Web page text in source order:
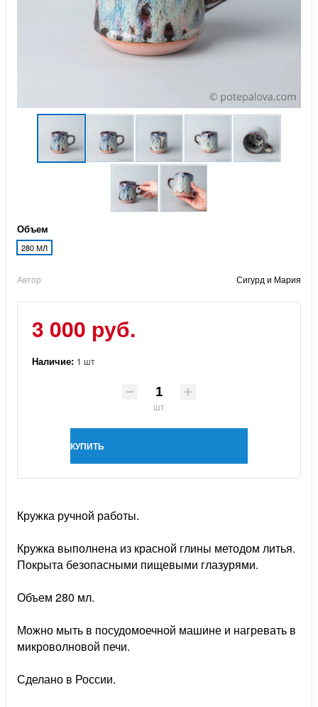
Объем
280 МЛ
Автор Сигурд и Мария
3 000 руб.
Наличие: 1 шт
шт
КУПИТЬ
Кружка ручной работы.
Кружка выполнена из красной глины методом литья.
Покрыта безопасными пищевыми глазурями.
Объем 280 мл.
Можно мыть в посудомоечной машине и нагревать в
микроволновой печи.
Сделано в России.